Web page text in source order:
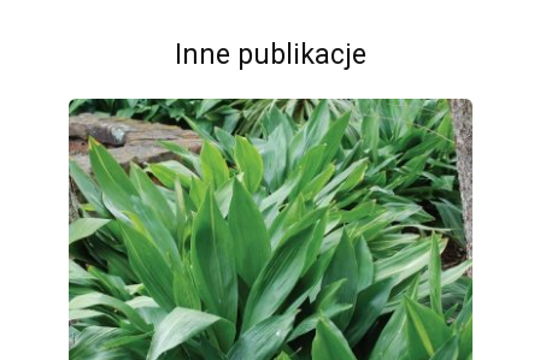
Inne publikacje